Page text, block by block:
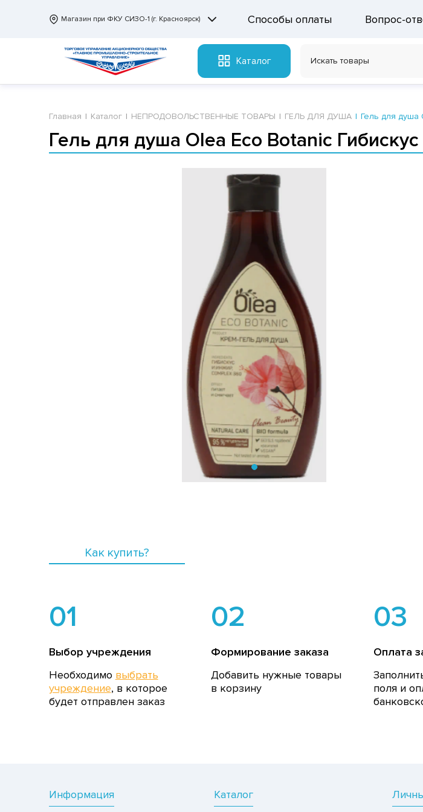
Магазин при ФКУ СИЗО-1 (г. Красноярск) Способы оплаты Вопрос-
Каталог
Главная Каталог НЕПРОДОВОЛЬСТВЕННЫЕ ТОВАРЫ ГЕЛЬ ДЛЯ ДУША Гель для душа
Гель для душа Olea Eco Botanic
Как купить?
01
Выбор учреждения
Необходимо выбрать
учреждение, в которое
будет отправлен заказ
02
Формирование заказа
Добавить нужные товары
в корзину
03
Оплата
поля и
Информация Каталог